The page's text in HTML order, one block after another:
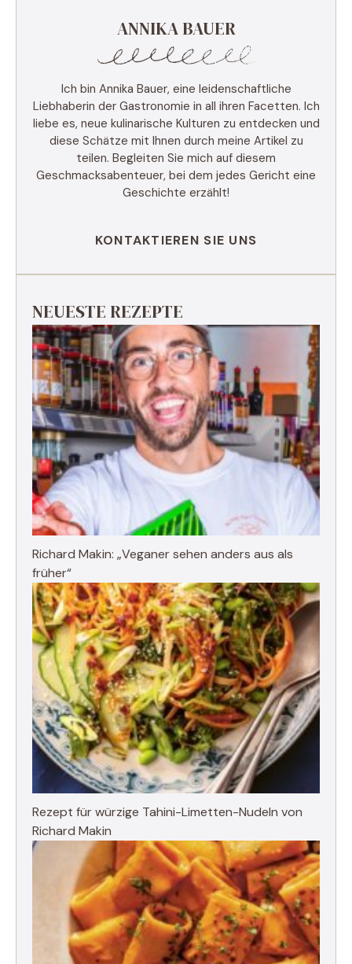
ANNIKA BAUER
Ich bin Annika Bauer, eine leidenschaftliche
Liebhaberin der Gastronomie in all ihren Facetten. Ich
liebe es, neue kulinarische Kulturen zu entdecken und
diese Schätze mit Ihnen durch meine Artikel zu
teilen. Begleiten Sie mich auf diesem
Geschmacksabenteuer, bei dem jedes Gericht eine
Geschichte erzählt!
KONTAKTIEREN SIE UNS
NEUESTE REZEPTE
Richard Makin: „Veganer sehen anders aus als
früher“
Rezept für würzige Tahini-Limetten-Nudeln von
Richard Makin